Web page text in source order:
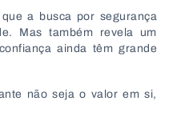
a busca por segurança
Mas também revela um
ainda têm grande
não seja o valor em si,